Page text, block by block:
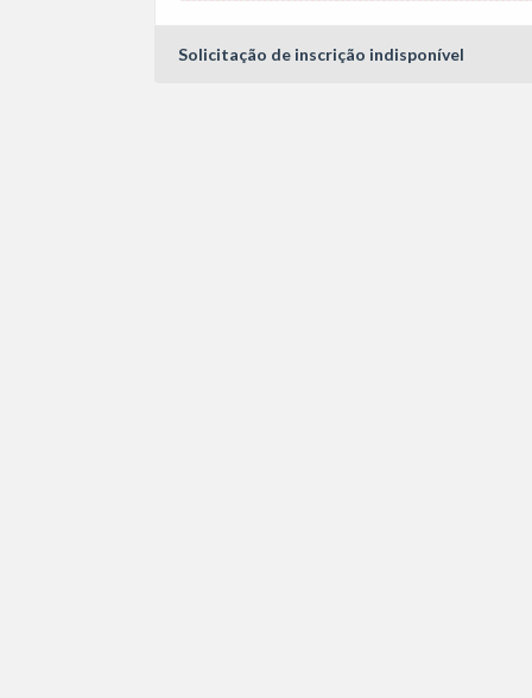
Solicitação de inscrição indisponível